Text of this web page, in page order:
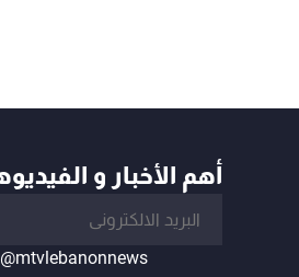
أهم الأخبار و
@mtvlebanonnews